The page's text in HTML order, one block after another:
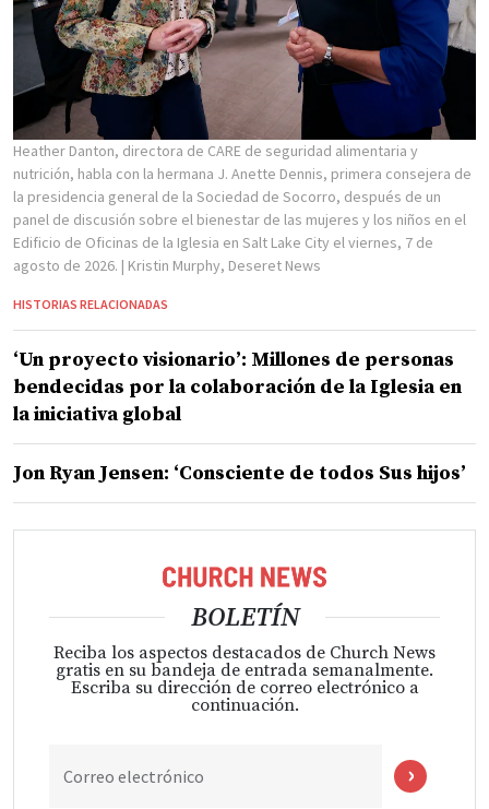
Heather Danton, directora de CARE de seguridad alimentaria y
nutrición, habla con la hermana J. Anette Dennis, primera consejera de
la presidencia general de la Sociedad de Socorro, después de un
panel de discusión sobre el bienestar de las mujeres y los niños en el
Edificio de Oficinas de la Iglesia en Salt Lake City el viernes, 7 de
agosto de 2026. | Kristin Murphy, Deseret News
HISTORIAS RELACIONADAS
‘Un proyecto visionario’: Millones de personas
bendecidas por la colaboración de la Iglesia en
la iniciativa global
Jon Ryan Jensen: ‘Consciente de todos Sus hijos’
BOLETÍN
Reciba los aspectos destacados de Church News
gratis en su bandeja de entrada semanalmente.
Escriba su dirección de correo electrónico a
continuación.
Correo electrónico